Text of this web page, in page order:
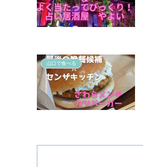
山口で食べる